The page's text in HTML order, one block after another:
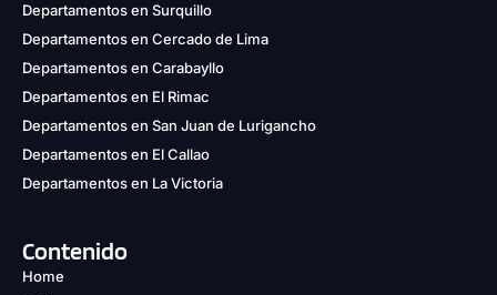
Departamentos en Surquillo
Departamentos en Cercado de Lima
Departamentos en Carabayllo
Departamentos en El Rimac
Departamentos en San Juan de Lurigancho
Departamentos en El Callao
Departamentos en La Victoria
Contenido
Home